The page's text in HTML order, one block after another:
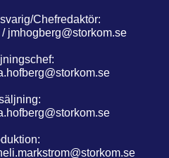
Chefredaktör:
/ jmhogberg@storkom.se